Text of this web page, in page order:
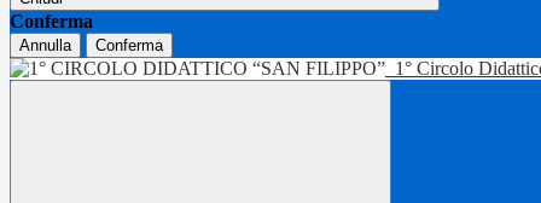
Conferma
Annulla Conferma
1° Circolo